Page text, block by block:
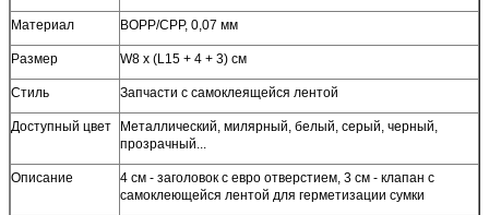
Материал BOPP/CPP, 0,07 мм
Размер W8 x (L15 + 4 + 3) см
Стиль Запчасти с самоклеящейся лентой
Доступный цвет
Металлический, милярный, белый, серый, черный,
прозрачный...
Описание
4 см - заголовок с евро отверстием, 3 см - клапан с
самоклеющейся лентой для герметизации сумки